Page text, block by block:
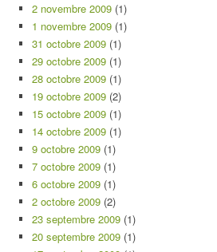
2 novembre 2009 (1)
1 novembre 2009 (1)
31 octobre 2009 (1)
29 octobre 2009 (1)
28 octobre 2009 (1)
19 octobre 2009 (2)
15 octobre 2009 (1)
14 octobre 2009 (1)
9 octobre 2009 (1)
7 octobre 2009 (1)
6 octobre 2009 (1)
2 octobre 2009 (2)
23 septembre 2009 (1)
20 septembre 2009 (1)